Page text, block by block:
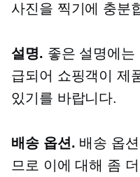
사진을 찍기에 충분
설명. 좋은 설명에는
급되어 쇼핑객이 제
있기를 바랍니다.
배송 옵션. 배송 옵
므로 이에 대해 좀